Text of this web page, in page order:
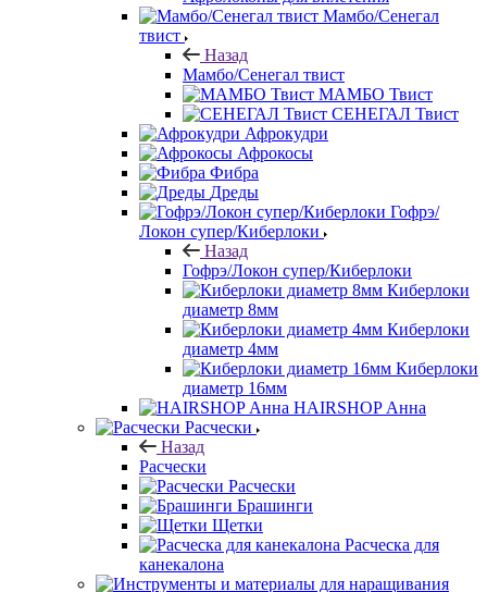
Мамбо/Сенегал
твист
Назад
Мамбо/Сенегал твист
МАМБО Твист
СЕНЕГАЛ Твист
Афрокудри
Афрокосы
Фибра
Дреды
Гофрэ/
Локон супер/Киберлоки
Назад
Гофрэ/Локон супер/Киберлоки
Киберлоки
диаметр 8мм
Киберлоки
диаметр 4мм
Киберлоки
диаметр 16мм
HAIRSHOP Анна
Расчески
Назад
Расчески
Расчески
Брашинги
Щетки
Расческа для
канекалона